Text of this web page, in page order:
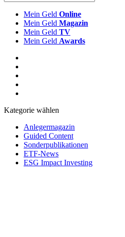
Mein Geld Online
Mein Geld Magazin
Mein Geld TV
Mein Geld Awards
Kategorie wählen
Anlegermagazin
Guided Content
Sonderpublikationen
ETF-News
ESG Impact Investing